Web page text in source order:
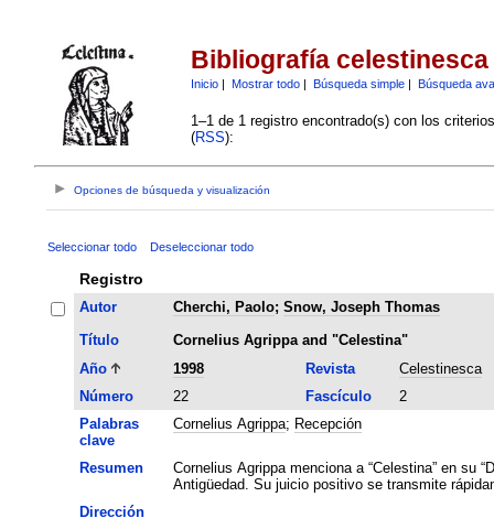
Bibliografía celestinesca
Inicio| Mostrar todo| Búsqueda simple| Búsqueda
1–1 de 1 registro encontrado(s) con los
(RSS):
Opciones de búsqueda y visualización
Seleccionar todo Deseleccionar todo
Registro
Autor Cherchi, Paolo; Snow, Joseph Thomas
Título
Cornelius Agrippa and "Celestina"
Año
1998 Revista
Celestinesca
Número
22 Fascículo
2
Palabras
clave
Cornelius Agrippa; Recepción
Resumen
Cornelius Agrippa menciona a “Celestina” en su
Antigüedad. Su juicio positivo se transmite
Dirección